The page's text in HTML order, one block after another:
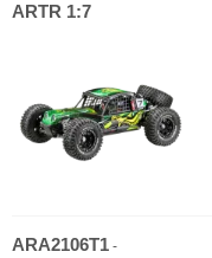
ARTR 1:7
ARA2106T1 -